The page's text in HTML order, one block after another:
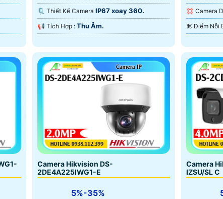
Ngoại Smart IR.
🗜️ Thiết Kế Camera IP67 xoay 360.
️📢 Tích Hợp : Thu Âm.
Ngoại💢 Camera
Camera Hikvision DS-
2DE4A225IWG1-E
5%-35%
Camera
IZSU/SL C